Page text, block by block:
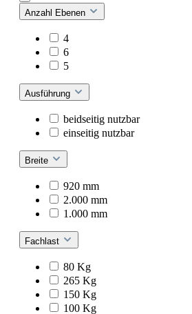
Anzahl Ebenen
4
6
5
Ausführung
beidseitig nutzbar
einseitig nutzbar
Breite
920 mm
2.000 mm
1.000 mm
Fachlast
80 Kg
265 Kg
150 Kg
100 Kg